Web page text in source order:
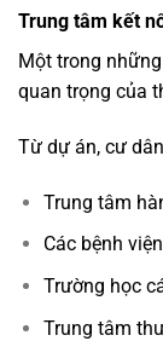
Trung tâm kết
Một trong
quan trọng của
Từ dự án, cư
Trung tâm
Các bệnh
Trường học
Trung tâm